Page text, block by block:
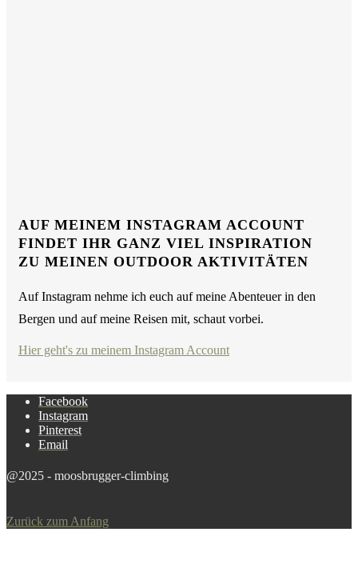
AUF MEINEM INSTAGRAM ACCOUNT
FINDET IHR GANZ VIEL INSPIRATION
ZU MEINEN OUTDOOR AKTIVITÄTEN
Auf Instagram nehme ich euch auf meine Abenteuer in den
Bergen und auf meine Reisen mit, schaut vorbei.
Hier geht's zu meinem Instagram Account
Facebook
Instagram
Pinterest
Email
@2025 - moosbrugger-climbing
Zurück zum Anfang